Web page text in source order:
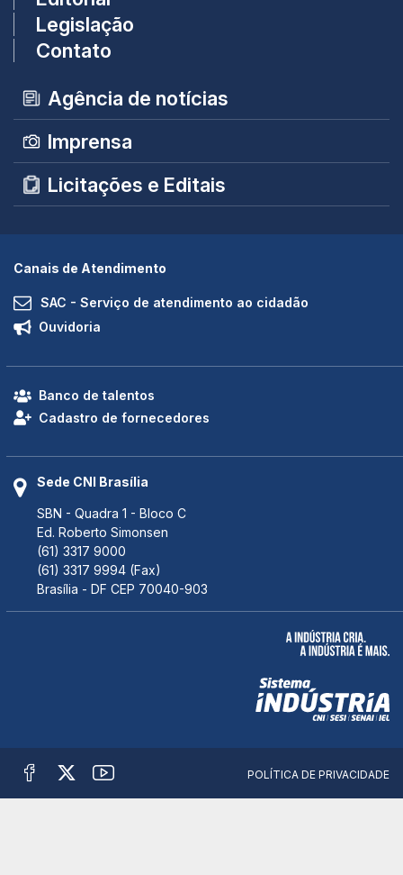
Legislação
Contato
Agência de notícias
Imprensa
Licitações e Editais
Canais de Atendimento
SAC - Serviço de atendimento ao cidadão
Ouvidoria
Banco de talentos
Cadastro de fornecedores
Sede CNI Brasília
SBN - Quadra 1 - Bloco C
Ed. Roberto Simonsen
(61) 3317 9000
(61) 3317 9994 (Fax)
Brasília - DF CEP 70040-903
POLÍTICA DE PRIVACIDADE